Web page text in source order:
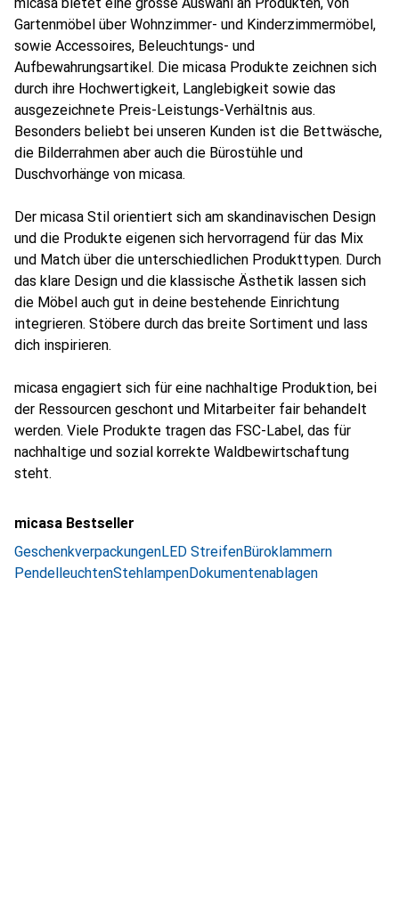
Gartenmöbel über Wohnzimmer- und Kinderzimmermöbel,
sowie Accessoires, Beleuchtungs- und
Aufbewahrungsartikel. Die micasa Produkte zeichnen sich
durch ihre Hochwertigkeit, Langlebigkeit sowie das
ausgezeichnete Preis-Leis­tungs-Ver­hält­nis aus.
Besonders beliebt bei unseren Kunden ist die Bettwäsche,
die Bilderrahmen aber auch die Bürostühle und
Duschvorhänge von micasa.
Der micasa Stil orientiert sich am skandinavischen Design
und die Produkte eigenen sich hervorragend für das Mix
und Match über die unterschiedlichen Produkttypen. Durch
das klare Design und die klassische Ästhetik lassen sich
die Möbel auch gut in deine bestehende Einrichtung
integrieren. Stöbere durch das breite Sortiment und lass
dich inspirieren.
micasa engagiert sich für eine nachhaltige Produktion, bei
der Ressourcen geschont und Mitarbeiter fair behandelt
werden. Viele Produkte tragen das FSC-Label, das für
nachhaltige und sozial korrekte Waldbewirtschaftung
steht.
micasa Bestseller
GeschenkverpackungenLED StreifenBüroklammern
PendelleuchtenStehlampenDokumentenablagen